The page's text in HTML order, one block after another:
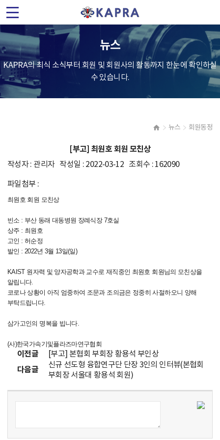
(
사
)
한
국
속
기
라
마
연
회
[
K
뉴스
KAPRA의 최식 소식부터 회원 및 회원사의 활동까지 한눈에 확인하실
수 있습니다.
뉴스 회원동정
[부고] 최원호 회원 모친상
작성자 : 관리자 작성일 : 2022-03-12 조회수 : 162090
파일첨부 :
최원호 회원 모친상
빈소 : 부산 동래 대동병원 장례식장 7호실
상주 : 최원호
고인 : 허순정
발인 : 2022년 3월 13일(일)
KAIST 원자력 및 양자공학과 교수로 재직중인 최원호 회원님의 모친상을
알립니다.
코로나 상황이 아직 엄중하여 조문과 조의금은 정중히 사절하오니 양해
부탁드립니다.
삼가고인의 명복을 빕니다.
(사)한국가속기및플라즈마연구협회
이전글 [부고] 본협회 부회장 황용석 부인상
다음글
신규 선도형 융합연구단 단장 3인의 인터뷰(본협회
부회장 서울대 황용석 회원)